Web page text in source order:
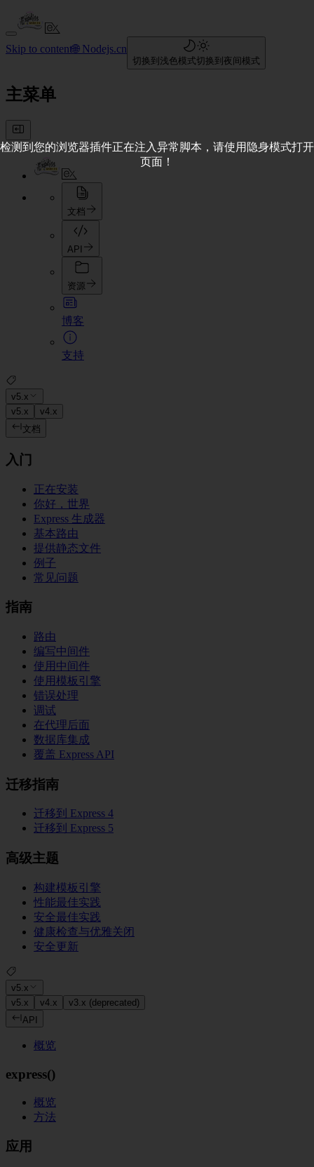
Skip to content🌐 Nodejs.cn
切换到浅色模式切换到夜间模式
主菜单
文档
API
资源
博客
支持
v5.x
v5.x
v4.x
文档
入门
正在安装
你好，世界
Express 生成器
基本路由
提供静态文件
例子
常见问题
指南
路由
编写中间件
使用中间件
使用模板引擎
错误处理
调试
在代理后面
数据库集成
覆盖 Express API
迁移指南
迁移到 Express 4
迁移到 Express 5
高级主题
构建模板引擎
性能最佳实践
安全最佳实践
健康检查与优雅关闭
安全更新
v5.x
v5.x
v4.x
v3.x (deprecated)
API
概览
express()
概览
方法
应用
检测到您的浏览器插件正在注入异常脚本，请使用隐身模式打开
页面！